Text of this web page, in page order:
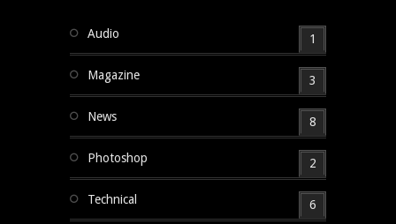
Audio 1
Magazine 3
News 8
Photoshop 2
Technical 6